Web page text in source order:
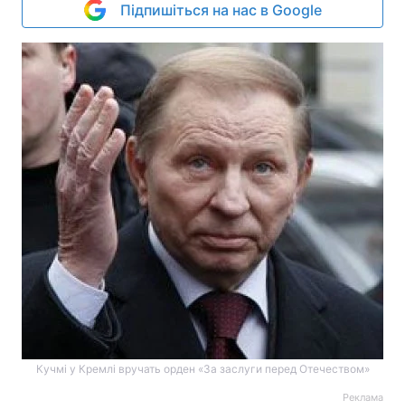
Підпишіться на нас в Google
Кучмі у Кремлі вручать орден «За заслуги перед Отечеством»
Реклама